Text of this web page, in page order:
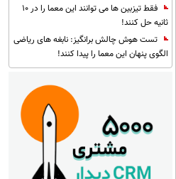
فقط تیزبین ها می توانند این معما را در 10
ثانیه حل کنند!
تست هوش چالش برانگیز: نابغه های ریاضی
الگوی پنهان این معما را پیدا کنند!